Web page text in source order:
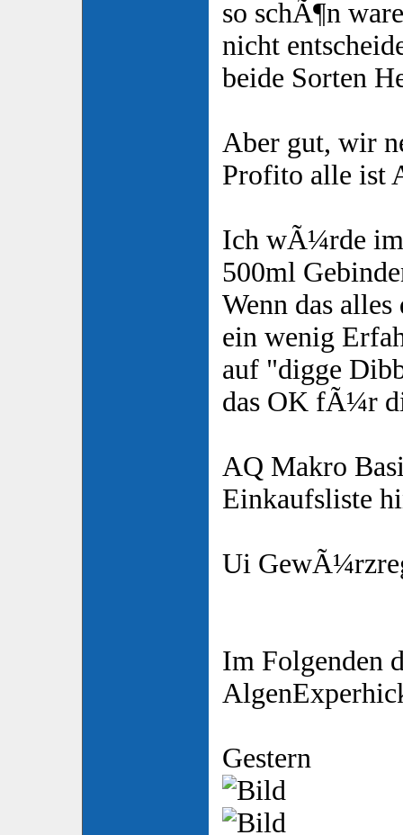
so schÃ¶n
nicht
beide Sorten
Aber gut, wir
Profito alle ist
Ich wÃ¼rde
500ml
Wenn das
ein wenig
auf "digge
das OK fÃ¼r
AQ Makro
Einkaufsliste
Ui
Im Folgenden
Gestern